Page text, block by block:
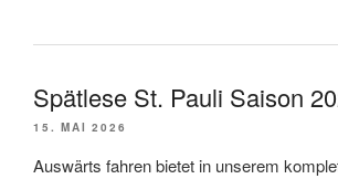
Spätlese St. Pauli Saison
15. MAI 2026
Auswärts fahren bietet in unserem